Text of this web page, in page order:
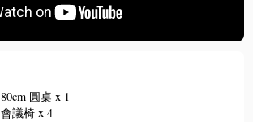
80cm 圓桌 x 1
會議椅 x 4